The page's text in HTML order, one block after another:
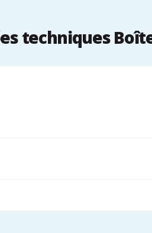
techniques